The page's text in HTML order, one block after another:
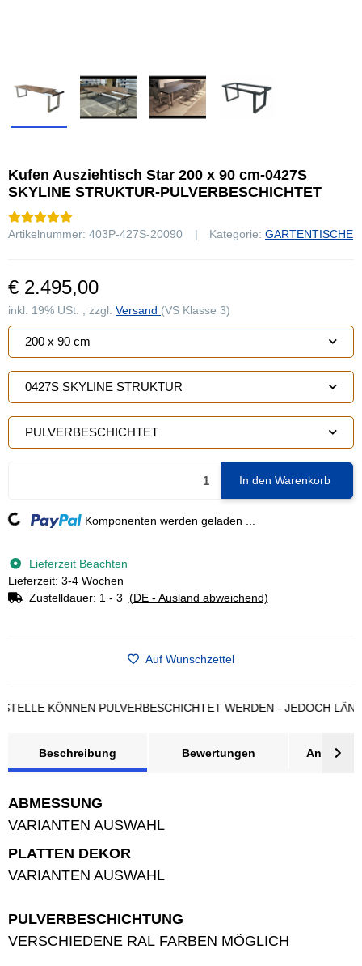
Kufen Ausziehtisch Star 200 x 90 cm-0427S
SKYLINE STRUKTUR-PULVERBESCHICHTET
Artikelnummer: 403P-427S-20090 Kategorie: GARTENTISCHE
€ 2.495,00
inkl. 19% USt. , zzgl. Versand (VS Klasse 3)
200 x 90 cm
0427S SKYLINE STRUKTUR
PULVERBESCHICHTET
In den Warenkorb
Komponenten werden geladen ...
Lieferzeit Beachten
Lieferzeit: 3-4 Wochen
Zustelldauer: 1 - 3 (DE - Ausland abweichend)
Auf Wunschzettel
KÖNNEN PULVERBESCHICHTET WERDEN - JEDOCH
Beschreibung Bewertungen Angebot
ABMESSUNG
VARIANTEN AUSWAHL
PLATTEN DEKOR
VARIANTEN AUSWAHL
PULVERBESCHICHTUNG
VERSCHIEDENE RAL FARBEN MÖGLICH